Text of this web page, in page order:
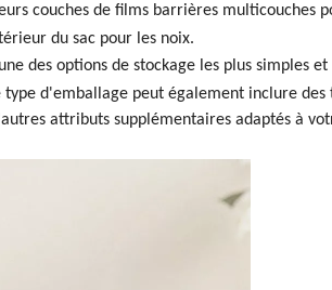
couches de films barrières multicouches
du sac pour les noix.
des options de stockage les plus simples et
d'emballage peut également inclure des
attributs supplémentaires adaptés à